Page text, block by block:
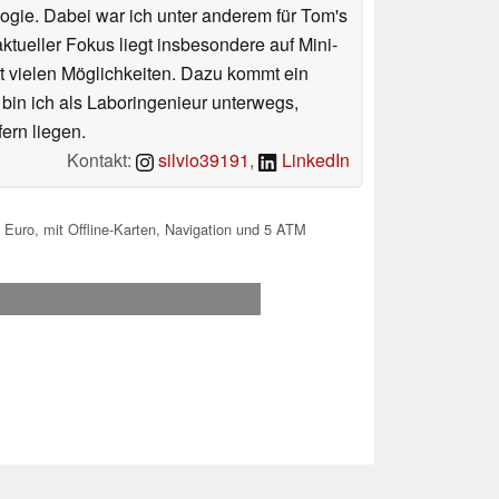
Dabei war ich unter anderem für Tom's
Fokus liegt insbesondere auf Mini-
Möglichkeiten. Dazu kommt ein
ich als Laboringenieur unterwegs,
liegen.
Kontakt:
silvio39191, LinkedIn
mit Offline-Karten, Navigation und 5 ATM